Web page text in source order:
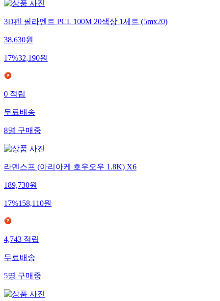
3D펜 필라멘트 PCL 100M 20색상 1세트 (5mx20)
38,630원
17%32,190원
0적립
무료배송
8명구매중
라멘스프 (아리아케 호우오우 1.8K) X6
189,730원
17%158,110원
4,743적립
무료배송
5명구매중